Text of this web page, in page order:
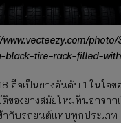
photo/
black-tire-rack-filled-
ถือเป็นยางอันดับ 1 ในใจข
องยางสมัยใหม่ที่นอกจาก
ากับรถยนต์แทบทุกประเภ